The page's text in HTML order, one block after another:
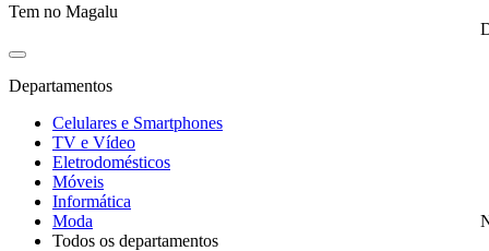
Tem no Magalu
Departamentos
Celulares e Smartphones
TV e Vídeo
Eletrodomésticos
Móveis
Informática
Moda
Todos os departamentos